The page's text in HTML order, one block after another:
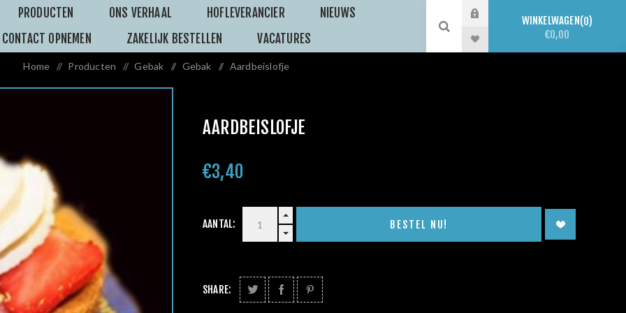
PRODUCTEN ONS VERHAAL HOFLEVERANCIER
NIEUWS
CONTACT OPNEMEN
ZAKELIJK BESTELLEN VACATURES
WINKELWAGEN 0
€0,00
Home / Producten / Gebak / Gebak / Aardbeislofje
AARDBEISLOFJE
€3,40
AANTAL:
SHARE: